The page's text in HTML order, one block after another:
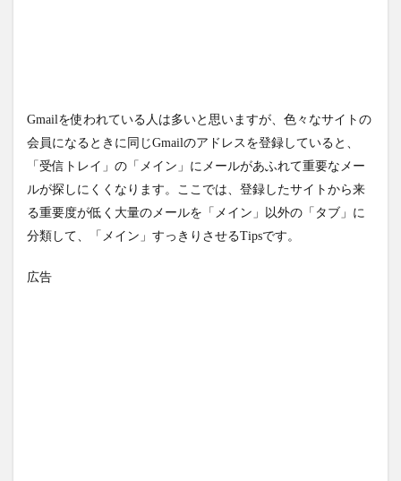
Gmailを使われている人は多いと思いますが、色々なサイトの
会員になるときに同じGmailのアドレスを登録していると、
「受信トレイ」の「メイン」にメールがあふれて重要なメー
ルが探しにくくなります。ここでは、登録したサイトから来
る重要度が低く大量のメールを「メイン」以外の「タブ」に
分類して、「メイン」すっきりさせるTipsです。
広告